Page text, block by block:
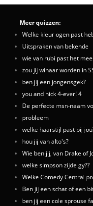
Meer quizzen:
Welke kleur ogen past
Uitspraken van bekende
wie van rubi past het
zou jij winaar worden in
ben jij een jongensgek?
you and nick 4-ever! 4
De perfecte msn-naam
probleem
welke haarstijl past bij
hou jij van alto's?
Wie ben jij, van Drake of
welke simpson zijde gy??
Welke Comedy Central
Ben jij een schat of een
ben jij een cole sprouse